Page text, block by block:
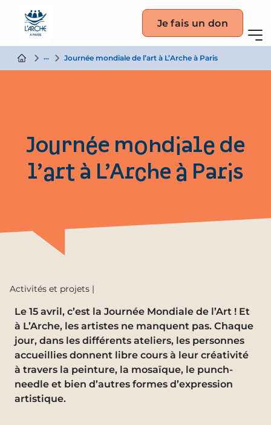
Je fais un don
ActualitéJournée mondiale de l’art à L’Arche à Paris
Journée mondiale de
l’art à L’Arche à Paris
Le 15 avril, c’est la Journée Mondiale de l’Art ! Et
à L’Arche, les artistes ne manquent pas. Chaque
jour, dans les différents ateliers, les personnes
accueillies donnent libre cours à leur créativité
à travers la peinture, la mosaïque, le punch-
needle et bien d’autres formes d’expression
artistique.
Activités et projets |